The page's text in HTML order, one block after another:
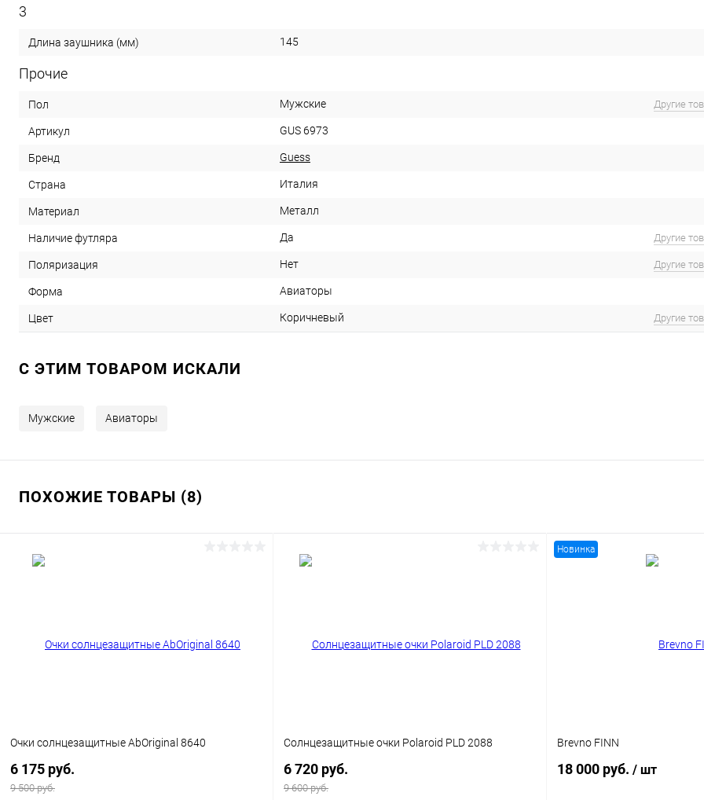
3
Длина заушника (мм) 145
Прочие
Пол Мужские Другие
Артикул GUS 6973
Бренд Guess
Страна Италия
Материал Металл
Наличие футляра Да Другие
Поляризация Нет Другие
Форма Авиаторы
Цвет Коричневый Другие
C ЭТИМ ТОВАРОМ ИСКАЛИ
Мужские Авиаторы
ПОХОЖИЕ ТОВАРЫ (8)
Очки солнцезащитные AbOriginal 8640
6 175 руб.
9 500 руб.
Солнцезащитные очки Polaroid PLD 2088
6 720 руб.
9 600 руб.
Новинка
Brevno FINN
18 000 руб. / шт